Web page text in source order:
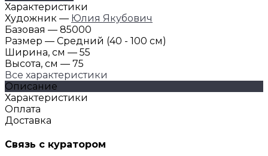
Характеристики
Художник — Юлия Якубович
Базовая — 85000
Размер — Средний (40 - 100 см)
Ширина, см — 55
Высота, см — 75
Все характеристики
Описание
Характеристики
Оплата
Доставка
Связь с куратором